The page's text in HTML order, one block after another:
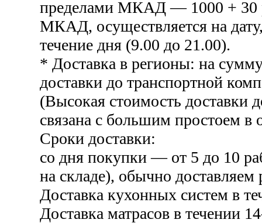
пределами МКАД — 1000 + 30
МКАД, осуществляется на
течение дня (9.00 до 21.00).
* Доставка в регионы: на
доставки до транспортной
(Высокая стоимость доставки
связана с большим простоем в
Сроки доставки:
со дня покупки — от 5 до 10
на складе), обычно
Доставка кухонных систем в
Доставка матрасов в течении